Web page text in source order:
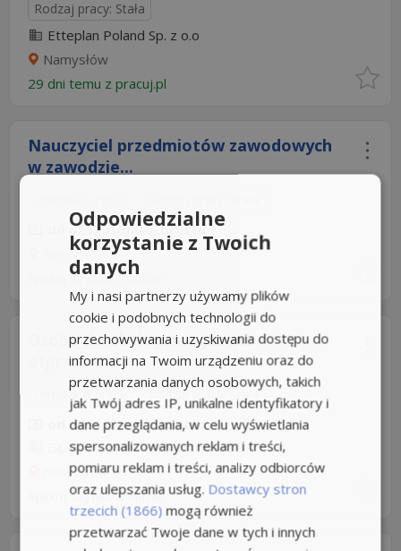
Rodzaj pracy: Stała
Etteplan Poland Sp. z o.o
Namysłów
29 dni temu z pracuj.pl
Nauczyciel przedmiotów zawodowych
w zawodzie...
do 6211 zł/mies. brutto
Namysłów
Aplikuj szybko z Nuzle
Osoba do obsługi magazynu -
ofpr/26/0228
Umowa o pracę Rodzaj pracy: Stała
od 4806 zł/mies. brutto
GŁĄB SYLWESTER TRANS-WOD
Namysłów
Aplikuj szybko z Nuzle
Odpowiedzialne
korzystanie z Twoich
danych
My i nasi partnerzy używamy plików
cookie i podobnych technologii do
przechowywania i uzyskiwania dostępu do
informacji na Twoim urządzeniu oraz do
przetwarzania danych osobowych, takich
jak Twój adres IP, unikalne identyfikatory i
dane przeglądania, w celu wyświetlania
spersonalizowanych reklam i treści,
pomiaru reklam i treści, analizy odbiorców
oraz ulepszania usług. Dostawcy stron
trzecich (1866) mogą również
przetwarzać Twoje dane w tych i innych